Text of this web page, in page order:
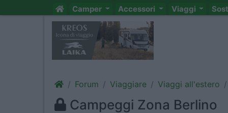
Camper Accessori Viaggi
Forum Viaggiare Viaggi all'estero
Campeggi Zona Berlino